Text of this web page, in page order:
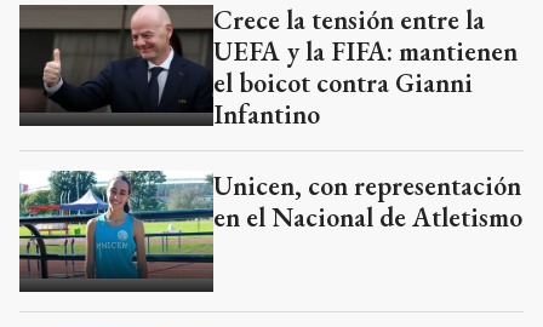
Crece la tensión entre la
UEFA y la FIFA: mantienen
el boicot contra Gianni
Infantino
Unicen, con representación
en el Nacional de Atletismo